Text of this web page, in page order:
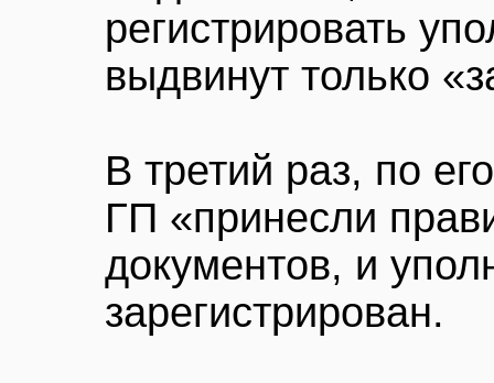
регистрировать
выдвинут только
В третий раз, по
ГП «принесли
документов, и
зарегистрирован.